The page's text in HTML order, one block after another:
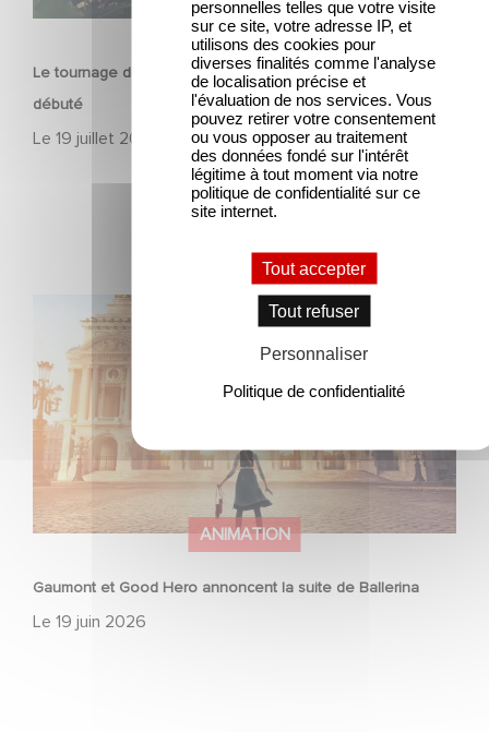
SÉRIE
Le tournage de la mini-série Le Roman de Marceau Miller a
débuté
Le 19 juillet 2026
ANIMATION
Gaumont et Good Hero annoncent la suite de Ballerina
Le 19 juin 2026
Gaumont et Good Hero annoncent la suite de Ballerina
personnelles telles que votre visite
sur ce site, votre adresse IP, et
utilisons des cookies pour
diverses finalités comme l'analyse
de localisation précise et
l'évaluation de nos services. Vous
pouvez retirer votre consentement
ou vous opposer au traitement
des données fondé sur l'intérêt
légitime à tout moment via notre
politique de confidentialité sur ce
site internet.
Tout accepter
Tout refuser
Personnaliser
Politique de confidentialité